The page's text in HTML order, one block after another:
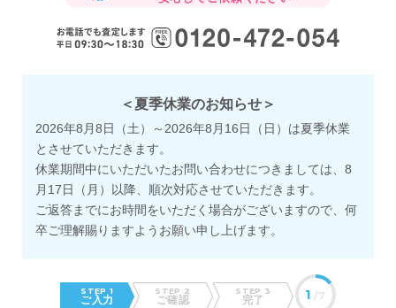
＜夏季休業のお知らせ＞
2026年8月8日（土）～2026年8月16日（日）は夏季休業
とさせていただきます。
休業期間中にいただいたお問い合わせにつきましては、8
月17日（月）以降、順次対応させていただきます。
ご返答までにお時間をいただく場合がございますので、何
卒ご理解賜りますようお願い申し上げます。
STEP 1
ご入力
STEP 2
ご確認
STEP 3
完了 1 /7